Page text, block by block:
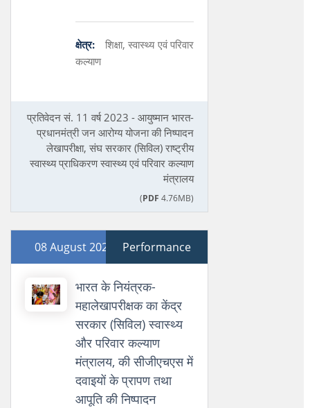
क्षेत्र:
शिक्षा, स्वास्थ्य एवं परिवार
कल्याण
प्रतिवेदन सं. 11 वर्ष 2023 - आयुष्मान भारत-
प्रधानमंत्री जन आरोग्य योजना की निष्पादन
लेखापरीक्षा, संघ सरकार (सिविल) राष्ट्रीय
स्वास्थ्य प्राधिकरण स्वास्थ्य एवं परिवार कल्याण
मंत्रालय
(PDF 4.76MB)
08 August 2022 Performance
भारत के नियंत्रक-
महालेखापरीक्षक का केंद्र
सरकार (सिविल) स्वास्थ्य
और परिवार कल्याण
मंत्रालय, की सीजीएचएस में
दवाइयों के प्रापण तथा
आपूति की निष्पादन